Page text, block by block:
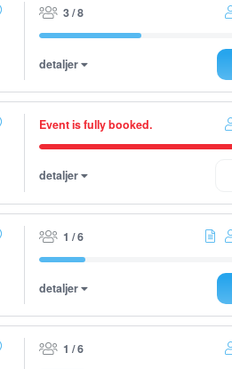
3 / 8
detaljer
Event is fully booked.
detaljer
1 / 6
detaljer
1 / 6